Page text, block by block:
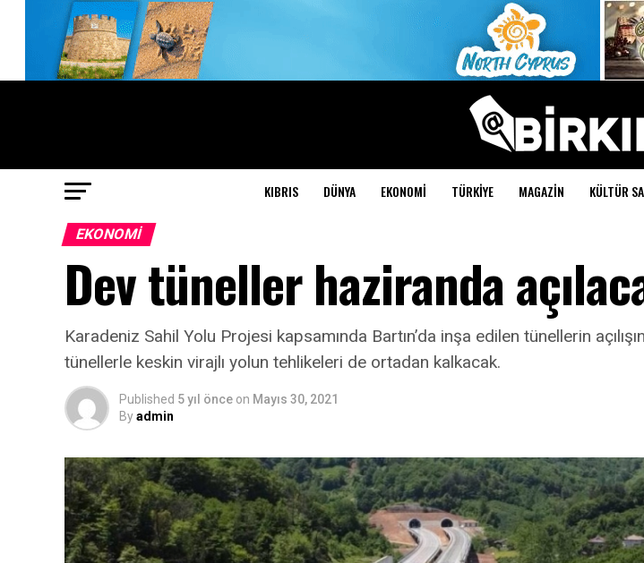
KIBRIS DÜNYA EKONOMI TÜRKIYE MAGAZIN KÜLTÜR
EKONOMI
Dev tüneller haziranda
Karadeniz Sahil Yolu Projesi kapsamında Bartın’da inşa edilen tünellerin
tünellerle keskin virajlı yolun tehlikeleri de ortadan kalkacak.
Published 5 yıl önce on Mayıs 30, 2021
Byadmin